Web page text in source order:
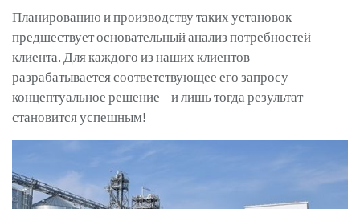
Планированию и производству таких установок
предшествует основательный анализ потребностей
клиента. Для каждого из наших клиентов
разрабатывается соответствующее его запросу
концептуальное решение – и лишь тогда результат
становится успешным!